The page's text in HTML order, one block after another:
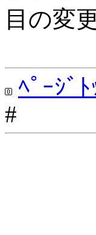
目の変
ﾍﾟｰｼﾞ
#